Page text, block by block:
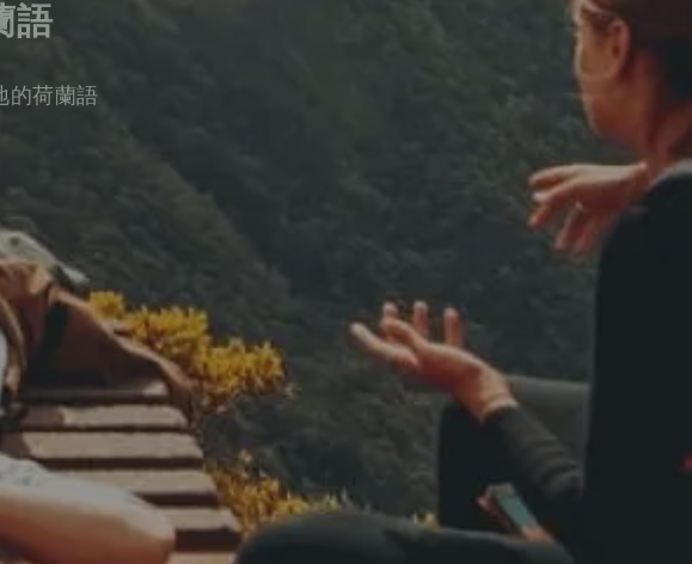
語
的荷蘭語